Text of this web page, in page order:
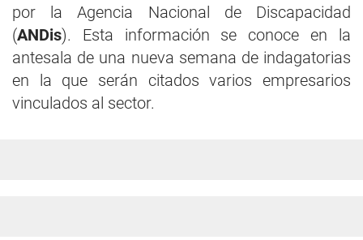
por la Agencia Nacional de Discapacidad
(ANDis). Esta información se conoce en la
antesala de una nueva semana de indagatorias
en la que serán citados varios empresarios
vinculados al sector.